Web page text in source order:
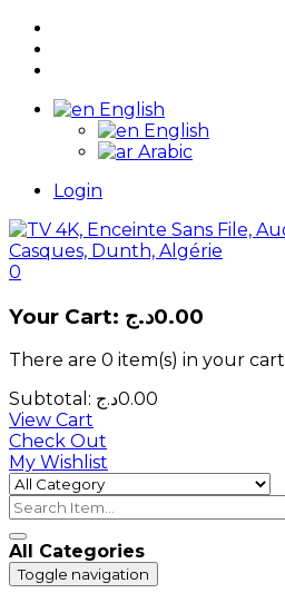
English
English
Arabic
Login
0
Your Cart: 0.00د.ج
There are 0 item(s) in your cart
Subtotal:
0.00د.ج
View Cart
Check Out
My Wishlist
All Categories
Toggle navigation